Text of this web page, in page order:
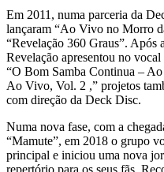
Em 2011, numa parceria da
lançaram “Ao Vivo no Morro
“Revelação 360 Graus”. Após
Revelação apresentou no
“O Bom Samba Continua –
Ao Vivo, Vol. 2 ,” projetos
com direção da Deck Disc.
Numa nova fase, com a
“Mamute”, em 2018 o grupo
principal e iniciou uma nova
repertório para os seus fãs.